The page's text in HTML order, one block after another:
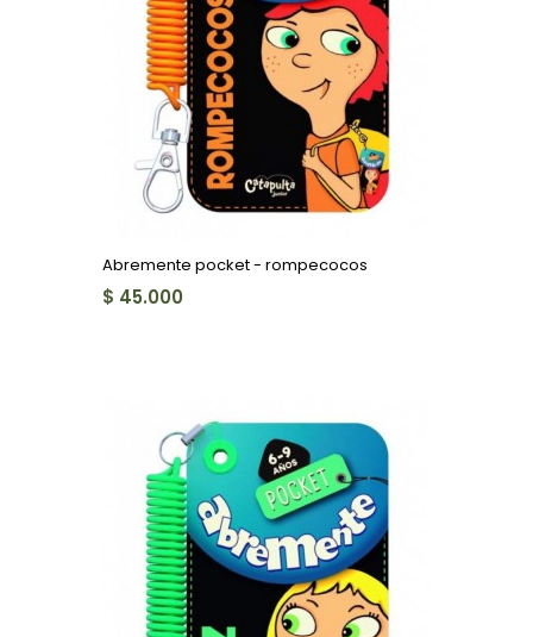
Abremente pocket - rompecocos
$ 45.000